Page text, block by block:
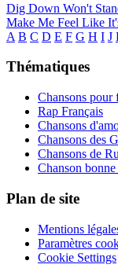
Dig Down Won't
Make Me Feel Like
A B C D E F G H I J
Thématiques
Chansons pour
Rap Français
Chansons
Chansons des
Chansons de
Chanson
Plan de site
Mentions
Paramètres
Cookie Settings